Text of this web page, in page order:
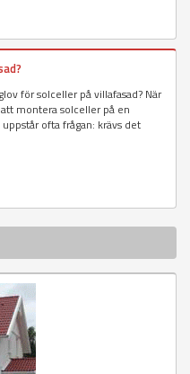
för solceller på villafasad? När
montera solceller på en
ofta frågan: krävs det